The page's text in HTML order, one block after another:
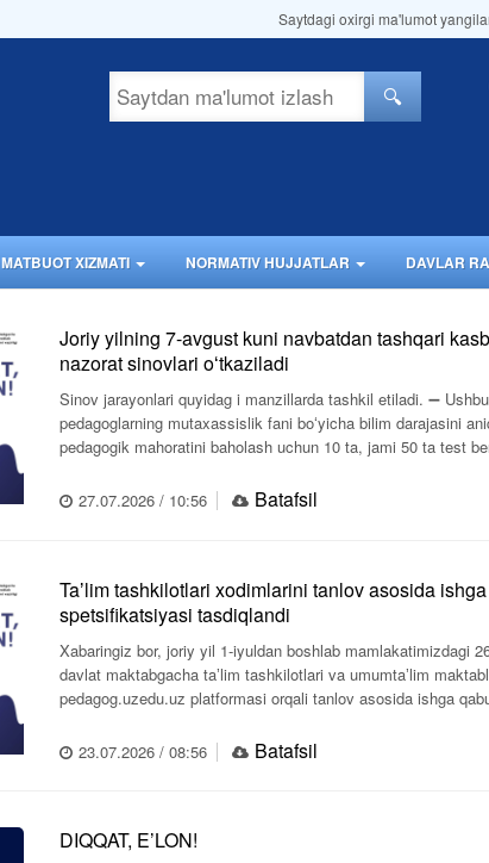
Saytdagi oxirgi ma'lumot
🔍
MATBUOT XIZMATI NORMATIV HUJJATLAR DAVLAR
Joriy yilning 7-avgust kuni navbatdan tashqari
nazorat sinovlari oʻtkaziladi
Sinov jarayonlari quyidag i manzillarda tashkil etiladi. ➖
pedagoglarning mutaxassislik fani boʻyicha bilim darajasini
pedagogik mahoratini baholash uchun 10 ta, jami 50 ta test
27.07.2026 / 10:56 Batafsil
Taʼlim tashkilotlari xodimlarini tanlov asosida
spetsifikatsiyasi tasdiqlandi
Xabaringiz bor, joriy yil 1-iyuldan boshlab mamlakatimizdagi
davlat maktabgacha taʼlim tashkilotlari va umumtaʼlim
pedagog.uzedu.uz platformasi orqali tanlov asosida ishga
23.07.2026 / 08:56 Batafsil
DIQQAT, E’LON!